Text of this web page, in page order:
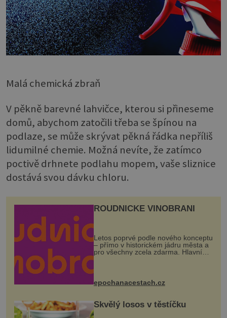
Malá chemická zbraň
V pěkně barevné lahvičce, kterou si přineseme
domů, abychom zatočili třeba se špínou na
podlaze, se může skrývat pěkná řádka nepříliš
lidumilné chemie. Možná nevíte, že zatímco
poctivě drhnete podlahu mopem, vaše sliznice
dostává svou dávku chloru.
ROUDNICKÉ VINOBRANÍ
Letos poprvé podle nového konceptu
– přímo v historickém jádru města a
pro všechny zcela zdarma. Hlavní
program se odehraje na Karlově a
mohou těšit na víno, burčák, pes...
epochanacestach.cz
Skvělý losos v těstíčku